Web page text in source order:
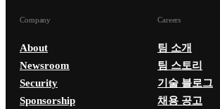
Company
About
Newsroom
Security
Sponsorship
Careers
팀 소개
팀 스토리
기술 블로그
채용 공고